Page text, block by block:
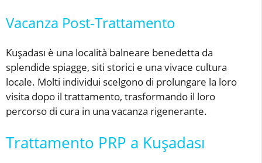
Vacanza Post-Trattamento
Kuşadası è una località balneare benedetta da
splendide spiagge, siti storici e una vivace cultura
locale. Molti individui scelgono di prolungare la loro
visita dopo il trattamento, trasformando il loro
percorso di cura in una vacanza rigenerante.
Trattamento PRP a Kuşadası